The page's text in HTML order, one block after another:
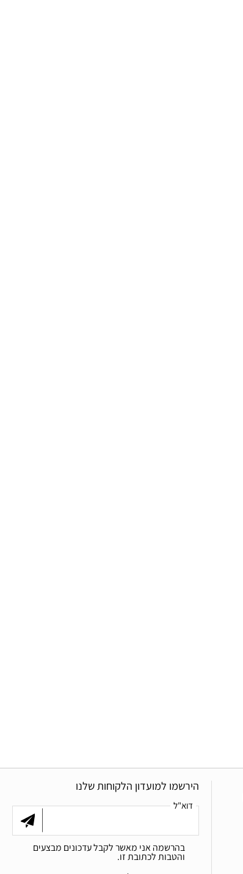
הירשמו למועדון הלקוחות שלנו
דוא"ל
בהרשמה אני מאשר לקבל עדכונים מבצעים
והטבות לכתובת זו.